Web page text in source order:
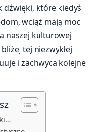
dźwięki, które kiedyś
wciąż mają moc
naszej kulturowej
tej niezwykłej
i zachwyca kolejne